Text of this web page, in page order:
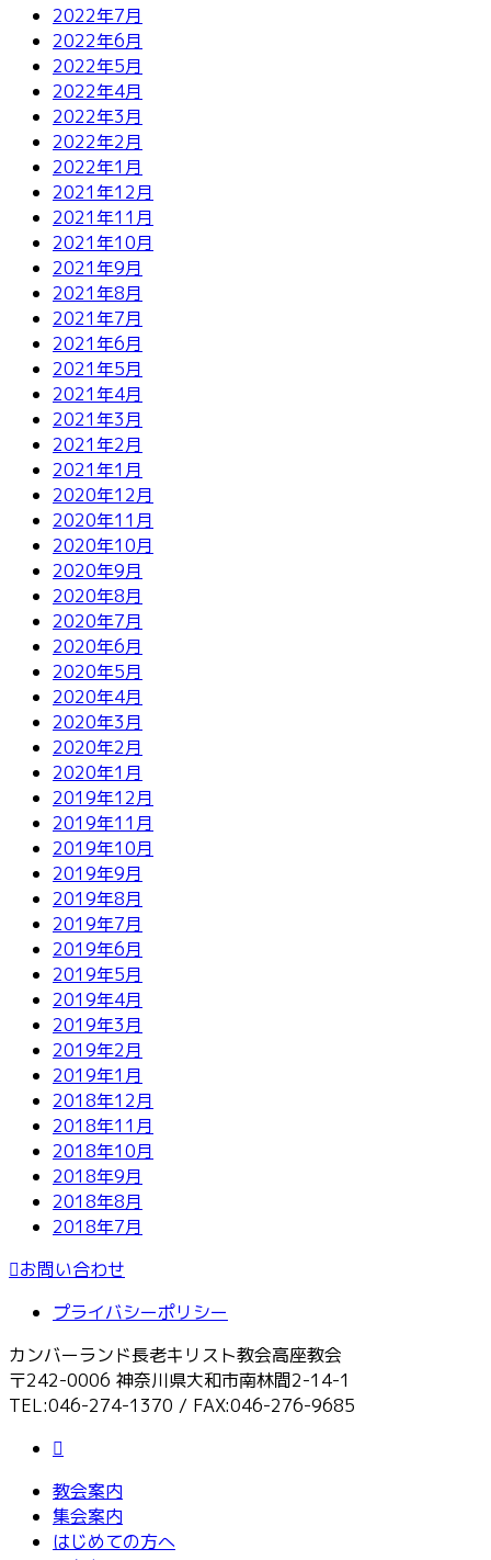
2022年7月
2022年6月
2022年5月
2022年4月
2022年3月
2022年2月
2022年1月
2021年12月
2021年11月
2021年10月
2021年9月
2021年8月
2021年7月
2021年6月
2021年5月
2021年4月
2021年3月
2021年2月
2021年1月
2020年12月
2020年11月
2020年10月
2020年9月
2020年8月
2020年7月
2020年6月
2020年5月
2020年4月
2020年3月
2020年2月
2020年1月
2019年12月
2019年11月
2019年10月
2019年9月
2019年8月
2019年7月
2019年6月
2019年5月
2019年4月
2019年3月
2019年2月
2019年1月
2018年12月
2018年11月
2018年10月
2018年9月
2018年8月
2018年7月
お問い合わせ
プライバシーポリシー
カンバーランド長老キリスト教会高座教会
〒242-0006 神奈川県大和市南林間2-14-1
TEL:046-274-1370 / FAX:046-276-9685
教会案内
集会案内
はじめての方へ